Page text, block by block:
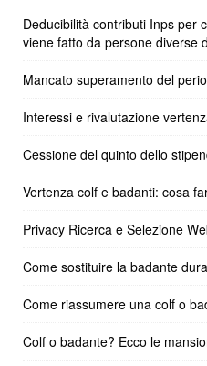
Deducibilità contributi Inps per
viene fatto da persone diverse
Mancato superamento del
Interessi e rivalutazione
Cessione del quinto dello
Vertenza colf e badanti: cosa
Privacy Ricerca e Selezione
Come sostituire la badante
Come riassumere una colf o
Colf o badante? Ecco le